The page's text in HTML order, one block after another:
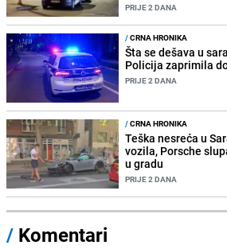
PRIJE 2 DANA
/CRNA HRONIKA
Šta se dešava u
Policija zaprimila
PRIJE 2 DANA
/CRNA HRONIKA
Teška nesreća u
vozila, Porsche
u gradu
PRIJE 2 DANA
/ Komentari